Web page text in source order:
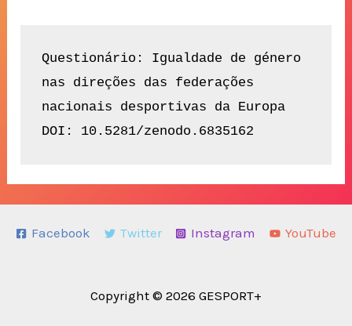
Questionário: Igualdade de género
nas direções das federações
nacionais desportivas da Europa
Facebook Twitter Instagram YouTube
Copyright © 2026 GESPORT+